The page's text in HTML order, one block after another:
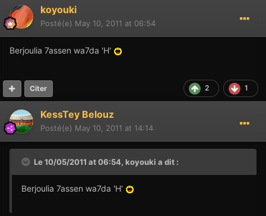
koyouki
Posté(e) May 10, 2011 at 06:54
Berjoulia 7assen wa7da 'H'
2 1
Citer
KessTey Belouz
Posté(e) May 10, 2011 at 14:14
Le 10/05/2011 at 06:54, koyouki a dit :
Berjoulia 7assen wa7da 'H'